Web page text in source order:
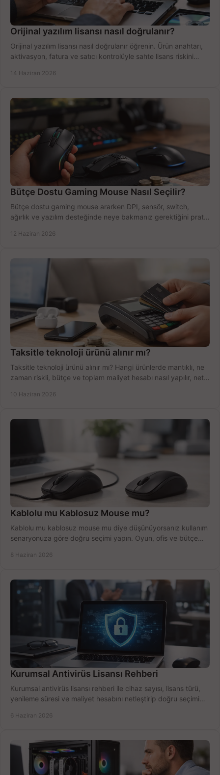
Orijinal yazılım lisansı nasıl doğrulanır?
Orijinal yazılım lisansı nasıl doğrulanır öğrenin. Ürün anahtarı,
aktivasyon, fatura ve satıcı kontrolüyle sahte lisans riskini
14 Haziran 2026
Bütçe Dostu Gaming Mouse Nasıl Seçilir?
Bütçe dostu gaming mouse ararken DPI, sensör, switch,
ağırlık ve yazılım desteğinde neye bakmanız gerektiğini pratik
12 Haziran 2026
Taksitle teknoloji ürünü alınır mı?
Taksitle teknoloji ürünü alınır mı? Hangi ürünlerde mantıklı, ne
zaman riskli, bütçe ve toplam maliyet hesabı nasıl yapılır, net
10 Haziran 2026
Kablolu mu Kablosuz Mouse mu?
Kablolu mu kablosuz mouse mu diye düşünüyorsanız kullanım
senaryonuza göre doğru seçimi yapın. Oyun, ofis ve bütçe
8 Haziran 2026
Kurumsal Antivirüs Lisansı Rehberi
Kurumsal antivirüs lisansı rehberi ile cihaz sayısı, lisans türü,
yenileme süresi ve maliyet hesabını netleştirip doğru seçimi
6 Haziran 2026